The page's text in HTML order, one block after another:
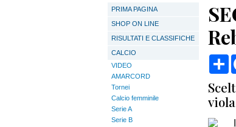
PRIMA PAGINA
SHOP ON LINE
RISULTATI E CLASSIFICHE
CALCIO
VIDEO
AMARCORD
Tornei
Calcio femminile
Serie A
Serie B